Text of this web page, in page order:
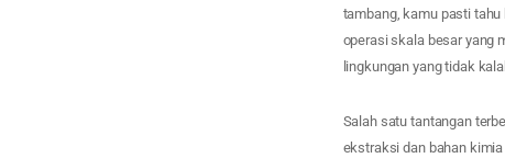
tambang, kamu pasti
operasi skala besar yang
lingkungan yang tidak
Salah satu tantangan
ekstraksi dan bahan